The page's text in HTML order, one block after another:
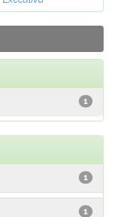
1
1
1